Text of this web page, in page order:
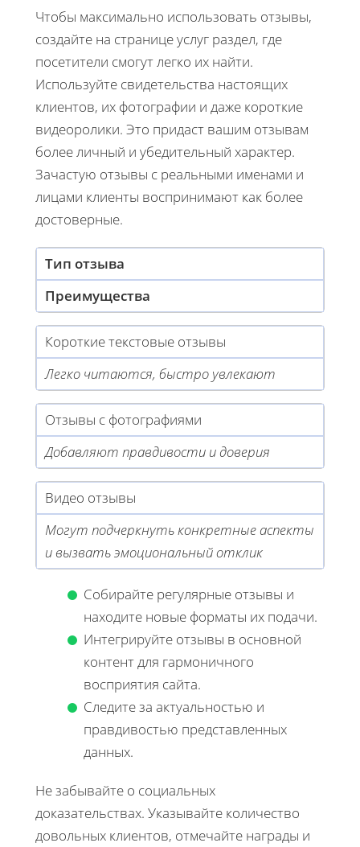
Чтобы максимально использовать отзывы,
создайте на странице услуг раздел, где
посетители смогут легко их найти.
Используйте свидетельства настоящих
клиентов, их фотографии и даже короткие
видеоролики. Это придаст вашим отзывам
более личный и убедительный характер.
Зачастую отзывы с реальными именами и
лицами клиенты воспринимают как более
достоверные.
Тип отзыва
Преимущества
Короткие текстовые отзывы
Легко читаются, быстро увлекают
Отзывы с фотографиями
Добавляют правдивости и доверия
Видео отзывы
Могут подчеркнуть конкретные аспекты
и вызвать эмоциональный отклик
Собирайте регулярные отзывы и
находите новые форматы их подачи.
Интегрируйте отзывы в основной
контент для гармоничного
восприятия сайта.
Следите за актуальностью и
правдивостью представленных
данных.
Не забывайте о социальных
доказательствах. Указывайте количество
довольных клиентов, отмечайте награды и